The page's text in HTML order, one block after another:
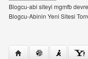
Blogcu-abi siteyi mgmfb
Blogcu-Abinin Yeni Sitesi
Yazarın web sitesini